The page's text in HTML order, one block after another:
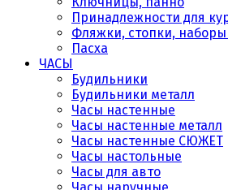
Принадлежности для
Фляжки, стопки,
Пасха
ЧАСЫ
Будильники
Будильники металл
Часы настенные
Часы настенные металл
Часы настенные СЮЖЕТ
Часы настольные
Часы для авто